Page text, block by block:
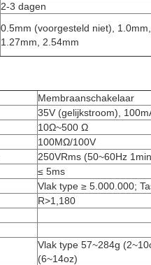
2-3 dagen
0.5mm (voorgesteld niet), 1.0mm,
1.27mm, 2.54mm
Membraanschakelaar
35V (gelijkstroom),
10Ω~500 Ω
100MΩ/100V
250VRms (50~60Hz
≤ 5ms
Vlak type ≥ 5.000.000;
R>1,180
Vlak type 57~284g
(6~14oz)